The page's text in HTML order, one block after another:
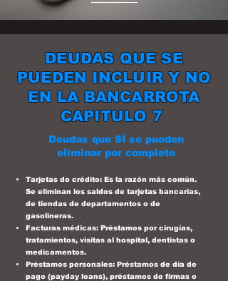
DEUDAS QUE SE
PUEDEN INCLUIR Y NO
EN LA BANCARROTA
CAPITULO 7
Deudas que SÍ se pueden
eliminar por completo
Tarjetas de crédito: Es la razón más común.
Se eliminan los saldos de tarjetas bancarias,
de tiendas de departamentos o de
gasolineras.
Facturas médicas: Préstamos por cirugías,
tratamientos, visitas al hospital, dentistas o
medicamentos.
Préstamos personales: Préstamos de día de
pago (payday loans), préstamos de firmas o